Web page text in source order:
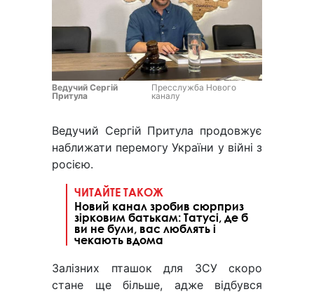
Ведучий Сергій
Притула
Пресслужба Нового
каналу
Ведучий Сергій Притула продовжує
наближати перемогу України у війні з
росією.
ЧИТАЙТЕ ТАКОЖ
Новий канал зробив сюрприз
зірковим батькам: Татусі, де б
ви не були, вас люблять і
чекають вдома
Залізних пташок для ЗСУ скоро
стане ще більше, адже відбувся